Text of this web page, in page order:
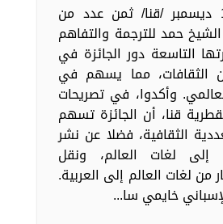
الدوحة في 13 ديسمبر /قنا/ ثمن عدد من
الشيخ حمد للترجمة والتفاهم
التاسعة دور الجائزة في
الثقافات، مما يسهم في
وأكدوا، في تصريحات
قنا، أن الجائزة تسهم
الثقافية، فضلا عن نشر
إلى لغات العالم، ونقل
من لغات العالم إلى العربية.
خايمي سا...